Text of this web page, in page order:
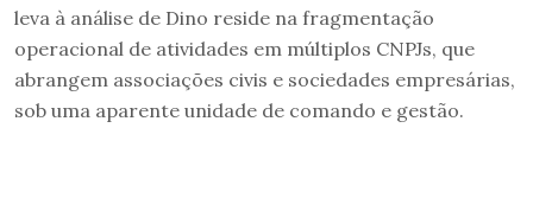
leva à análise de Dino reside na fragmentação
operacional de atividades em múltiplos CNPJs, que
abrangem associações civis e sociedades empresárias,
sob uma aparente unidade de comando e gestão.